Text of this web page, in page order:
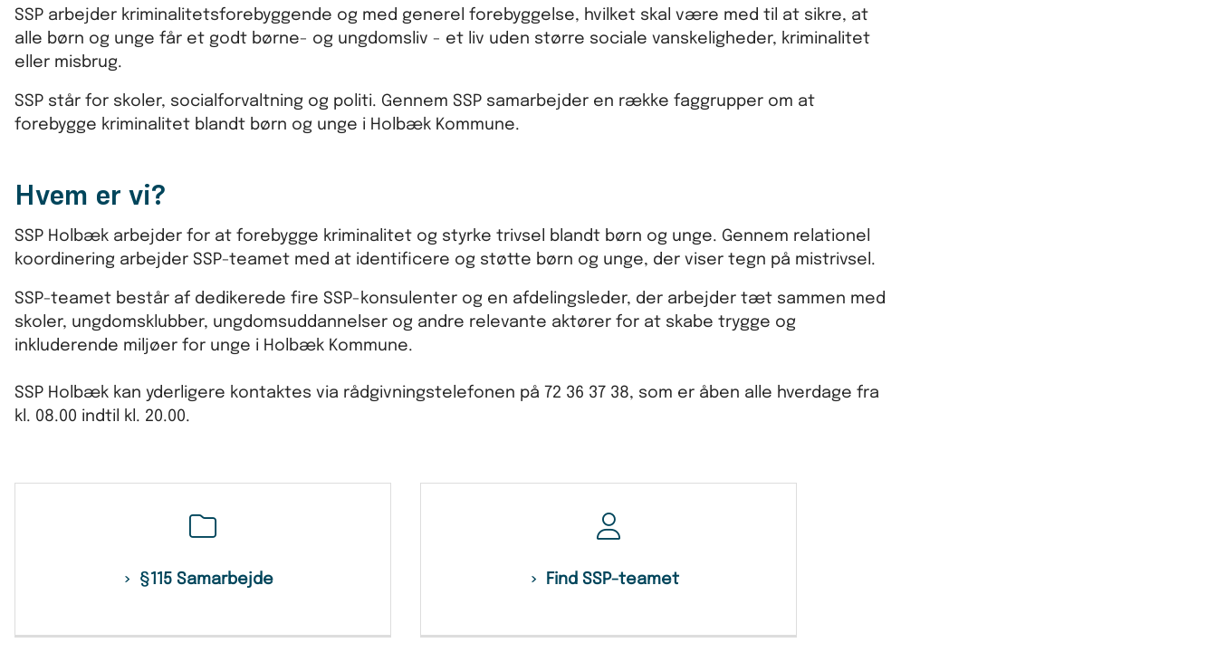
SSP arbejder kriminalitetsforebyggende og med generel forebyggelse, hvilket skal være med til at sikre, at
alle børn og unge får et godt børne- og ungdomsliv - et liv uden større sociale vanskeligheder, kriminalitet
eller misbrug.
SSP står for skoler, socialforvaltning og politi. Gennem SSP samarbejder en række faggrupper om at
forebygge kriminalitet blandt børn og unge i Holbæk Kommune.
Hvem er vi?
SSP Holbæk arbejder for at forebygge kriminalitet og styrke trivsel blandt børn og unge. Gennem relationel
koordinering arbejder SSP-teamet med at identificere og støtte børn og unge, der viser tegn på mistrivsel.
SSP-teamet består af dedikerede fire SSP-konsulenter og en afdelingsleder, der arbejder tæt sammen med
skoler, ungdomsklubber, ungdomsuddannelser og andre relevante aktører for at skabe trygge og
inkluderende miljøer for unge i Holbæk Kommune.
SSP Holbæk kan yderligere kontaktes via rådgivningstelefonen på 72 36 37 38, som er åben alle hverdage fra
kl. 08.00 indtil kl. 20.00.
§115 Samarbejde Find SSP-teamet